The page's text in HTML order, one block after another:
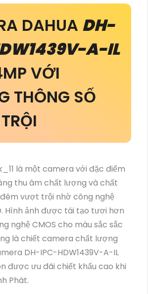
DAHUA DH-
A-IL
VỚI
THÔNG SỐ
là một camera với đặc điểm
thu âm chất lượng và chất
vượt trội nhờ công nghệ
Hình ảnh được tái tạo tươi hơn
nghệ CMOS cho màu sắc sắc
là chiết camera chất lượng
DH-IPC-HDW1439V-A-IL
được ưu đãi chiết khấu cao khi
Phát.